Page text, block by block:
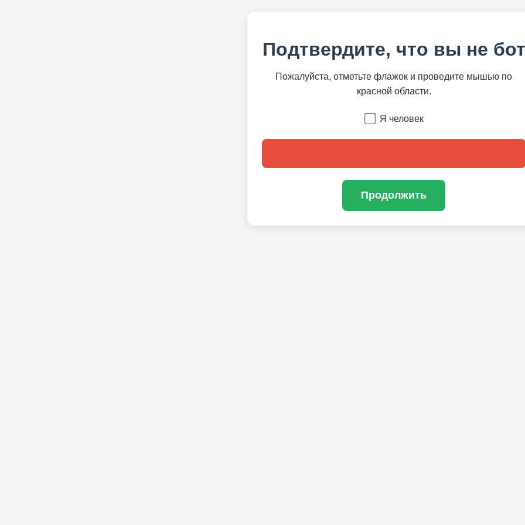
Подтвердите, что вы не бот
Пожалуйста, отметьте флажок и проведите мышью по
красной области.
Я человек
Продолжить